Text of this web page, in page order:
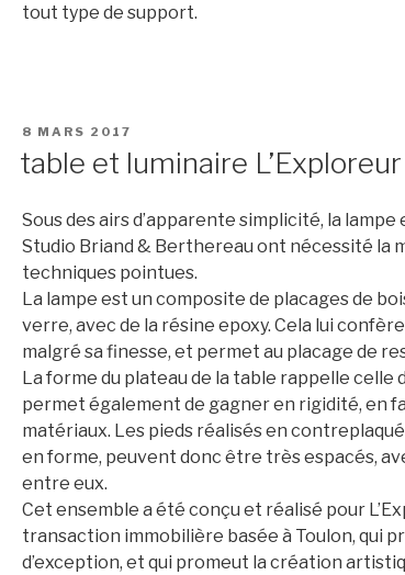
tout type de support.
PUBLIÉ
8 MARS 2017
table et luminaire L’Exploreur
Sous des airs d’apparente simplicité, la
Studio Briand & Berthereau ont nécessité la
techniques pointues.
La lampe est un composite de placages de
verre, avec de la résine epoxy. Cela lui
malgré sa finesse, et permet au placage de
La forme du plateau de la table rappelle celle
permet également de gagner en rigidité, en
matériaux. Les pieds réalisés en
en forme, peuvent donc être très espacés,
entre eux.
Cet ensemble a été conçu et réalisé pour
transaction immobilière basée à Toulon, qui
d’exception, et qui promeut la création